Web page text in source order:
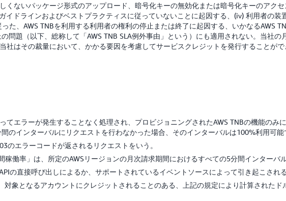
くないパッケージ形式のアップロード、暗号化キーの無効化または暗号化キーのアク
イドラインおよびベストプラクティスに従っていないことに起因する、(iv) 利用者の
た、AWS TNBを利用する利用者の権利の停止または終了に起因する、いかなるAWS
問題（以下、総称して「AWS TNB SLA例外事由」という）にも適用されない。当社
社はその裁量において、かかる要因を考慮してサービスクレジットを発行することがで
ってエラーが発生することなく処理され、プロビジョニングされたAWS TNBの機能の
のインターバルにリクエストを行わなかった場合、そのインターバルは100%利用可能
のエラーコードが返されるリクエストをいう。
稼働率」は、所定のAWSリージョンの月次請求期間におけるすべての5分間インターバ
の直接呼び出しによるか、サポートされているイベントソースによって引き起こされ
対象となるアカウントにクレジットされることのある、上記の規定により計算されたド